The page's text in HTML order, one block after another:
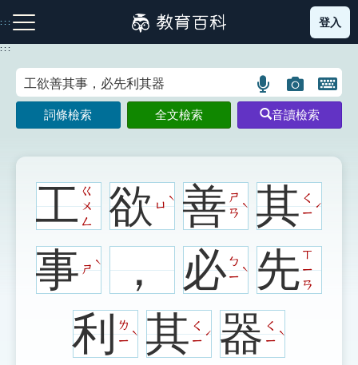
到
主
:::
注音索引圖示 筆畫索引圖示 部首索引表圖示
網站導覽
生字詞彙表
成語故事
登入
:::
語
言
搜
示
圖
片
搜
示
開
鍵
圖
詞條檢索 全文檢索 音讀檢索
工ㄍ
ㄨ
ㄥ
欲ㄩ
ˋ 善ㄕ
ㄢ
ˋ 其ㄑ
ㄧ
ˊ
事ㄕ
ˋ ， 必ㄅ
ㄧ
ˋ 先ㄒ
ㄧ
ㄢ
利ㄌ
ㄧ
ˋ 其ㄑ
ㄧ
ˊ 器ㄑ
ㄧ
ˋ